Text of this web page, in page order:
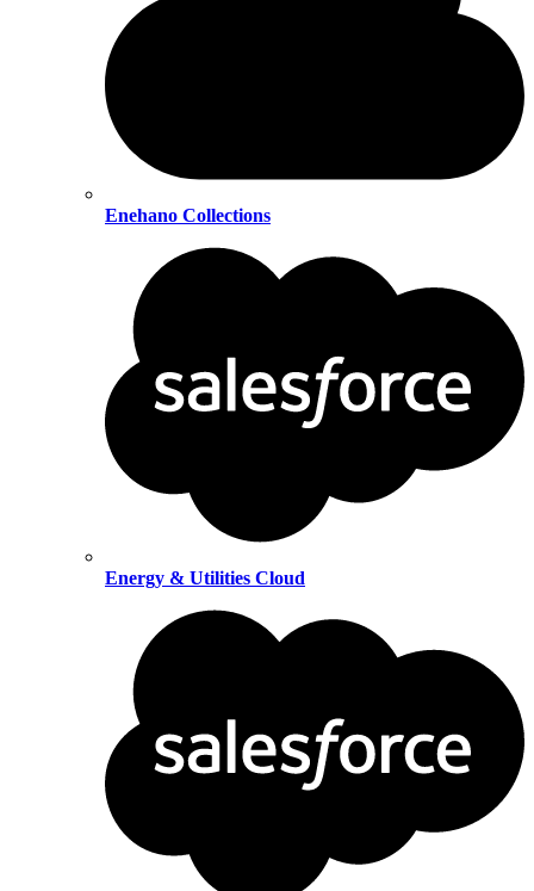
Enehano Collections
Energy & Utilities Cloud